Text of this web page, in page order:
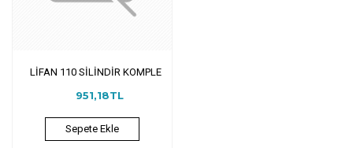
LİFAN 110 SİLİNDİR KOMPLE
951,18TL
Sepete Ekle